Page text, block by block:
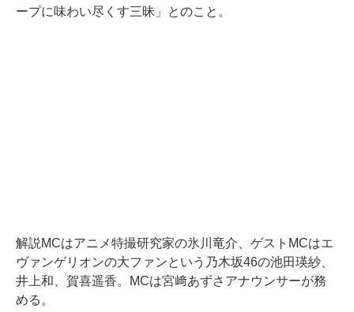
ープに味わい尽くす三昧」とのこと。
解説MCはアニメ特撮研究家の氷川竜介、ゲストMCはエ
ヴァンゲリオンの大ファンという乃木坂46の池田瑛紗、
井上和、賀喜遥香。MCは宮﨑あずさアナウンサーが務
める。